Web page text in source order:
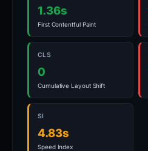
1.36s
First Contentful Paint
CLS
0
Cumulative Layout Shift
SI
4.83s
Speed Index